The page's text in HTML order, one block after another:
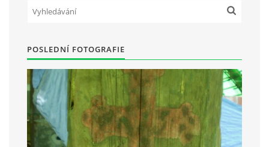
Občanská vzdělávací jednota "Komenský" v Choceradech z.s.
257 24 Chocerady
IČ: 498 28 614
Kontaktní osoba:
Mgr. Miroslava Cinkeisová
723 967 851
Mirkaci@email.cz
POSLEDNÍ FOTOGRAFIE